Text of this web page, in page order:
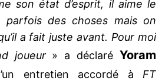
son état d’esprit, il aime le
des choses mais on
a fait juste avant. Pour moi
joueur» a déclaré Yoram
entretien accordé à FT